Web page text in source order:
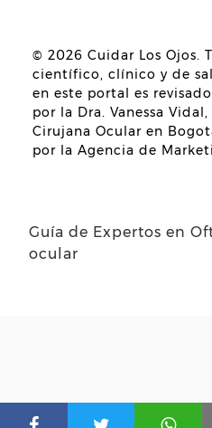
© 2026 Cuidar Los Ojos.
científico, clínico y de
en este portal es
por la Dra. Vanessa
Cirujana Ocular en
por la Agencia de
Guía de Expertos en
ocular